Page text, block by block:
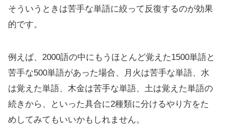
そういうときは苦手な単語に絞って反復するのが効果
的です。
例えば、2000語の中にもうほとんど覚えた1500単語と
苦手な500単語があった場合、月火は苦手な単語、水
は覚えた単語、木金は苦手な単語、土は覚えた単語の
続きから、といった具合に2種類に分けるやり方をた
めしてみてもいいかもしれません。